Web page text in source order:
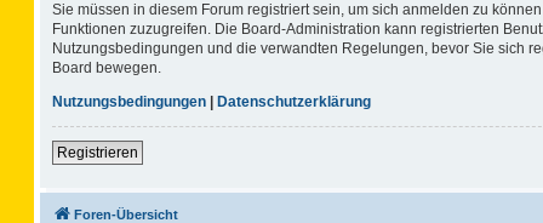
Sie müssen in diesem Forum registriert sein, um sich anmelden zu
Funktionen zuzugreifen. Die Board-Administration kann registrierten
Nutzungsbedingungen und die verwandten Regelungen, bevor Sie sich
Board bewegen.
Nutzungsbedingungen | Datenschutzerklärung
Registrieren
Foren-Übersicht